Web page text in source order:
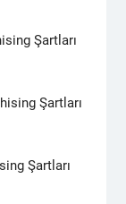
Şartları
Şartları
Şartları